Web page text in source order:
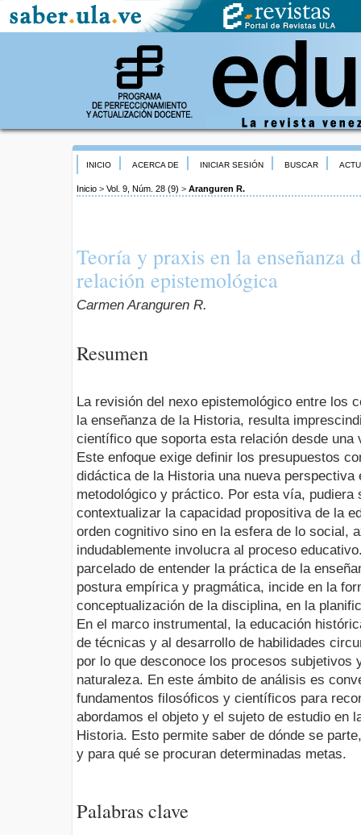
INICIO ACERCA DE INICIAR SESIÓN BUSCAR
Inicio > Vol. 9, Núm. 28 (9) > Aranguren R.
Teoría y praxis en la enseñanza
relación epistemológica
Carmen Aranguren R.
Resumen
La revisión del nexo epistemológico entre los
la enseñanza de la Historia, resulta
científico que soporta esta relación desde
Este enfoque exige definir los presupuestos
didáctica de la Historia una nueva
metodológico y práctico. Por esta vía, pudiera
contextualizar la capacidad propositiva de la
orden cognitivo sino en la esfera de lo social,
indudablemente involucra al proceso
parcelado de entender la práctica de la
postura empírica y pragmática, incide en la
conceptualización de la disciplina, en la
En el marco instrumental, la educación
de técnicas y al desarrollo de habilidades
por lo que desconoce los procesos
naturaleza. En este ámbito de análisis es
fundamentos filosóficos y científicos para
abordamos el objeto y el sujeto de estudio en
Historia. Esto permite saber de dónde se
y para qué se procuran determinadas metas.
Palabras clave